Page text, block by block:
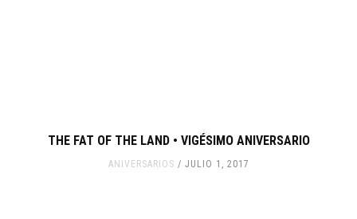
THE FAT OF THE LAND • VIGÉSIMO ANIVERSARIO
ANIVERSARIOS JULIO 1, 2017